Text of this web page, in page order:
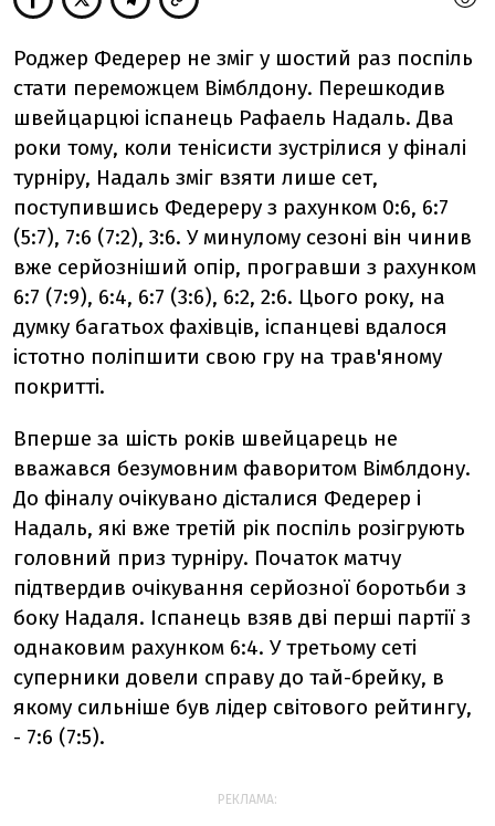
Роджер Федерер не зміг у шостий раз поспіль
стати переможцем Вімблдону. Перешкодив
швейцарцюі іспанець Рафаель Надаль. Два
роки тому, коли тенісисти зустрілися у фіналі
турніру, Надаль зміг взяти лише сет,
поступившись Федереру з рахунком 0:6, 6:7
(5:7), 7:6 (7:2), 3:6. У минулому сезоні він чинив
вже серйозніший опір, програвши з рахунком
6:7 (7:9), 6:4, 6:7 (3:6), 6:2, 2:6. Цього року, на
думку багатьох фахівців, іспанцеві вдалося
істотно поліпшити свою гру на трав'яному
покритті.
Вперше за шість років швейцарець не
вважався безумовним фаворитом Вімблдону.
До фіналу очікувано дісталися Федерер і
Надаль, які вже третій рік поспіль розігрують
головний приз турніру. Початок матчу
підтвердив очікування серйозної боротьби з
боку Надаля. Іспанець взяв дві перші партії з
однаковим рахунком 6:4. У третьому сеті
суперники довели справу до тай-брейку, в
якому сильніше був лідер світового рейтингу,
- 7:6 (7:5).
РЕКЛАМА: